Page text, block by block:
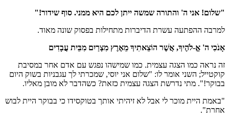
"שלום! אני ה' והתורה שמשה ייתן לכם היא ממני. סוף שידור!"
למרבה ההפתעה עשרת הדיברות מתחילות בפסוק שונה מאוד.
אָנֹכִי ה' אֱ-לֹהֶיךָ, אֲשֶׁר הוֹצֵאתִיךָ מֵאֶרֶץ מִצְרַיִם מִבֵּית עֲבָדִים
זה נראה כמו הצגה עצמית. כמו שמישהו נפגש עם אדם אחר במסיבת
קוקטייל; השני אומר לו: "שלום אני יוסי, שמכרתי לך עגבניות בשוק היום
בבוקר!". מתי נדרשת הצגה עצמית כזאת? כשהדבר לא מובן מאליו.
"באמת היית מוכר לי אבל לא זיהיתי אותך בטוקסידו כי בבוקר היית לבוש
אחרת".